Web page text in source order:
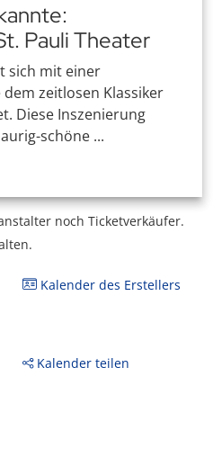
Pauli Theater
sich mit einer
zeitlosen Klassiker
Diese Inszenierung
schöne ...
noch Ticketverkäufer.
Kalender des Erstellers
Kalender teilen